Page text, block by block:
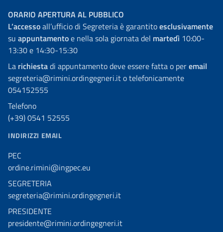
ORARIO APERTURA AL PUBBLICO
L’accessoall’ufficio di Segreteria è garantitoesclusivamente
su appuntamentoe nella sola giornata del martedì 10:00-
13:30 e 14:30-15:30
La richiestadi appuntamento deve essere fatta o peremail
segreteria@rimini.ordingegneri.it o telefonicamente
054152555
Telefono
(+39) 0541 52555
INDIRIZZI EMAIL
PEC
ordine.rimini@ingpec.eu
SEGRETERIA
segreteria@rimini.ordingegneri.it
PRESIDENTE
presidente@rimini.ordingegneri.it